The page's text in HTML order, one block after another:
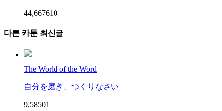
44,667610
다른 카툰 최신글
The World of the Word
自分を磨き、つくりなさい
9,58501